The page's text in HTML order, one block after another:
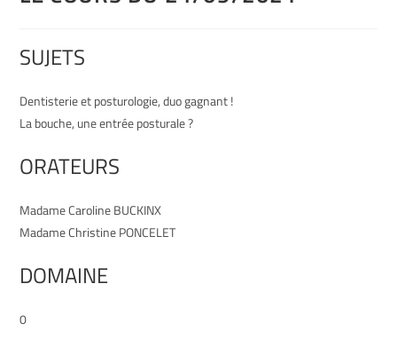
SUJETS
Dentisterie et posturologie, duo gagnant !
La bouche, une entrée posturale ?
ORATEURS
Madame Caroline BUCKINX
Madame Christine PONCELET
DOMAINE
0